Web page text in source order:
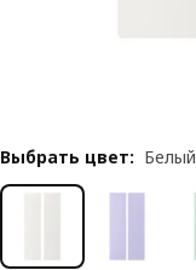
Выбрать цвет: Белый